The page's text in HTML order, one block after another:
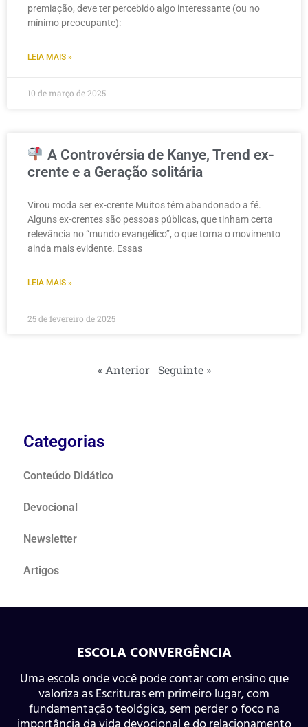
premiação, deve ter percebido algo interessante (ou no
mínimo preocupante):
LEIA MAIS »
10 de março de 2025
A Controvérsia de Kanye, Trend ex-
crente e a Geração solitária
Virou moda ser ex-crente Muitos têm abandonado a fé.
Alguns ex-crentes são pessoas públicas, que tinham certa
relevância no “mundo evangélico”, o que torna o movimento
ainda mais evidente. Essas
LEIA MAIS »
25 de fevereiro de 2025
« Anterior Seguinte »
Categorias
Conteúdo Didático
Devocional
Newsletter
Artigos
ESCOLA CONVERGÊNCIA
Uma escola onde você pode contar com ensino que
valoriza as Escrituras em primeiro lugar, com
fundamentação teológica, sem perder o foco na